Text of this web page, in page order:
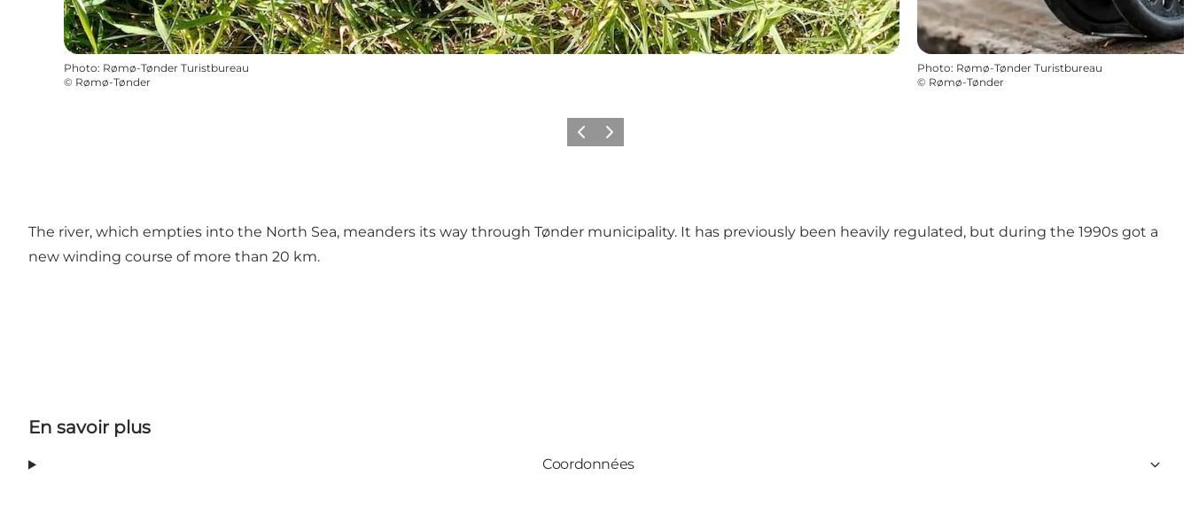
Photo: Rømø-Tønder Turistbureau
© Rømø-Tønder
Photo: Rømø-Tønder Turistbureau
© Rømø-Tønder
PrécédentSuivant
The river, which empties into the North Sea, meanders its way through Tønder municipality. It has previously been heavily regulated, but during the 1990s got a
new winding course of more than 20 km.
En savoir plus
Coordonnées